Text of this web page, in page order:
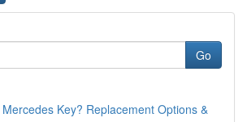
Go
Key? Replacement Options &